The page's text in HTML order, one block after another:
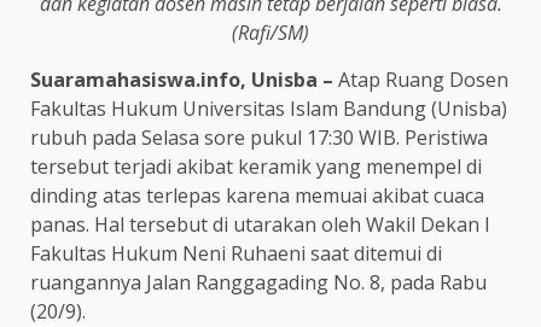
(Rafi/SM)
Suaramahasiswa.info, Unisba – Atap Ruang Dosen
Fakultas Hukum Universitas Islam Bandung (Unisba)
rubuh pada Selasa sore pukul 17:30 WIB. Peristiwa
tersebut terjadi akibat keramik yang menempel di
dinding atas terlepas karena memuai akibat cuaca
panas. Hal tersebut di utarakan oleh Wakil Dekan I
Fakultas Hukum Neni Ruhaeni saat ditemui di
ruangannya Jalan Ranggagading No. 8, pada Rabu
(20/9).